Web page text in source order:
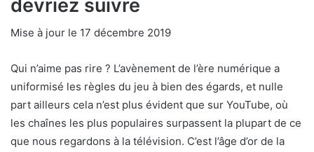
devriez suivre
Mise à jour le 17 décembre 2019
Qui n’aime pas rire ? L’avènement de l’ère numérique a
uniformisé les règles du jeu à bien des égards, et nulle
part ailleurs cela n’est plus évident que sur YouTube, où
les chaînes les plus populaires surpassent la plupart de ce
que nous regardons à la télévision. C’est l’âge d’or de la